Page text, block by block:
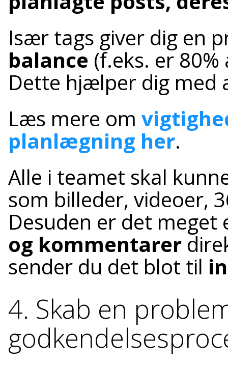
Især tags giver dig en
balance (f.eks. er
Dette hjælper dig med
Læs mere om
planlægning her.
Alle i teamet skal
som billeder, videoer,
Desuden er det
og kommentarer
sender du det blot til
4. Skab en